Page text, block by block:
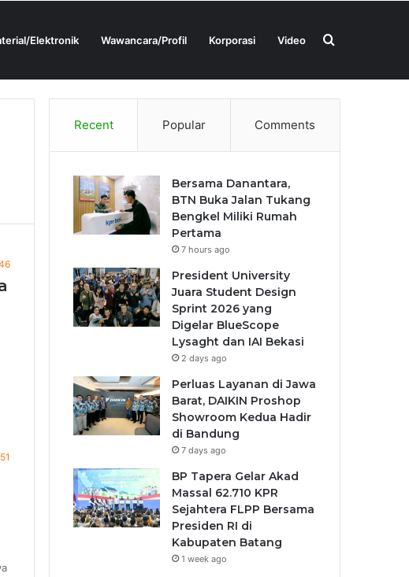
Elektronik Wawancara/Profil Korporasi Video Search
Recent Popular Comments
Bersama Danantara,
BTN Buka Jalan Tukang
Bengkel Miliki Rumah
Pertama
7 hours ago
President University
Juara Student Design
Sprint 2026 yang
Digelar BlueScope
Lysaght dan IAI Bekasi
2 days ago
Perluas Layanan di Jawa
Barat, DAIKIN Proshop
Showroom Kedua Hadir
di Bandung
7 days ago
BP Tapera Gelar Akad
Massal 62.710 KPR
Sejahtera FLPP Bersama
Presiden RI di
Kabupaten Batang
1 week ago